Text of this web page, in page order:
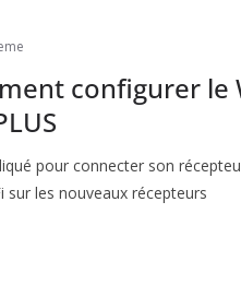
configurer le
pour connecter son
sur les nouveaux récepteurs